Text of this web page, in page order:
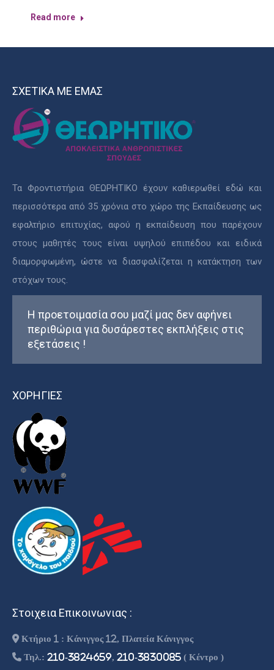
Read more
ΣΧΕΤΙΚΑ ΜΕ ΕΜΑΣ
Τα Φροντιστήρια ΘΕΩΡΗΤΙΚΟ έχουν καθιερωθεί εδώ και
περισσότερα από 35 χρόνια στο χώρο της Εκπαίδευσης ως
εφαλτήριο επιτυχίας, αφού η εκπαίδευση που παρέχουν
στους μαθητές τους είναι υψηλού επιπέδου και ειδικά
διαμορφωμένη, ώστε να διασφαλίζεται η κατάκτηση των
στόχων τους.
Η προετοιμασία σου μαζί μας δεν αφήνει
περιθώρια για δυσάρεστες εκπλήξεις στις
εξετάσεις !
ΧΟΡΗΓΙΕΣ
Στοιχεια Επικοινωνιας :
Κτήριο 1 : Κάνιγγος 12, Πλατεία Κάνιγγος
Τηλ.: 210-3824659 210-3830085 ( Κέντρο )